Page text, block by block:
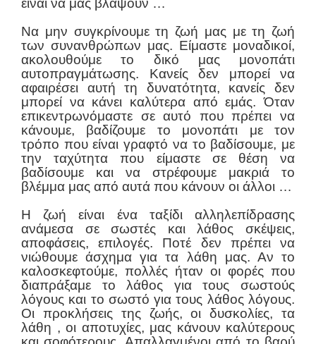
είναι να μας βλάψουν …
Να μην συγκρίνουμε τη ζωή μας με τη ζωή
των συνανθρώπων μας. Είμαστε μοναδικοί,
ακολουθούμε το δικό μας μονοπάτι
αυτοπραγμάτωσης. Κανείς δεν μπορεί να
αφαιρέσει αυτή τη δυνατότητα, κανείς δεν
μπορεί να κάνει καλύτερα από εμάς. Όταν
επικεντρωνόμαστε σε αυτό που πρέπει να
κάνουμε, βαδίζουμε το μονοπάτι με τον
τρόπο που είναι γραφτό να το βαδίσουμε, με
την ταχύτητα που είμαστε σε θέση να
βαδίσουμε και να στρέφουμε μακριά το
βλέμμα μας από αυτά που κάνουν οι άλλοι …
Η ζωή είναι ένα ταξίδι αλληλεπίδρασης
ανάμεσα σε σωστές και λάθος σκέψεις,
αποφάσεις, επιλογές. Ποτέ δεν πρέπει να
νιώθουμε άσχημα για τα λάθη μας. Αν το
καλοσκεφτούμε, πολλές ήταν οι φορές που
διαπράξαμε το λάθος για τους σωστούς
λόγους και το σωστό για τους λάθος λόγους.
Οι προκλήσεις της ζωής, οι δυσκολίες, τα
λάθη , οι αποτυχίες, μας κάνουν καλύτερους